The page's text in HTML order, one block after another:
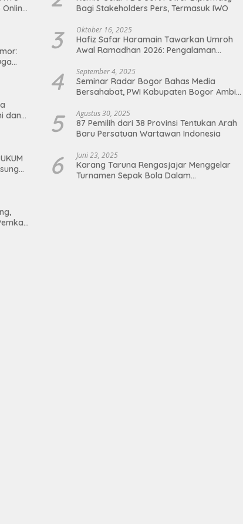
dan
Bagi Stakeholders Pers, Termasuk IWO
3 Oktober 16, 2025
Hafiz Safar Haramain Tawarkan Umroh
Awal Ramadhan 2026: Pengalaman
4 September 4, 2025
Seminar Radar Bogor Bahas Media
Bersahabat, PWI Kabupaten Bogor Ambil
5 Agustus 30, 2025
87 Pemilih dari 38 Provinsi Tentukan Arah
Baru Persatuan Wartawan Indonesia
6 Juni 23, 2025
Karang Taruna Rengasjajar Menggelar
Turnamen Sepak Bola Dalam